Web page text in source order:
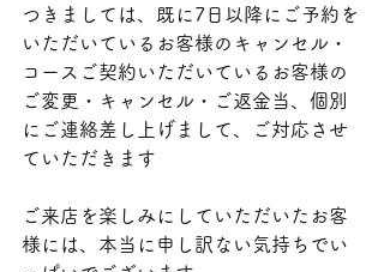
つきましては、既に7日以降にご予約を
いただいているお客様のキャンセル・
コースご契約いただいているお客様の
ご変更・キャンセル・ご返金当、個別
にご連絡差し上げまして、ご対応させ
ていただきます
ご来店を楽しみにしていただいたお客
様には、本当に申し訳ない気持ちでい